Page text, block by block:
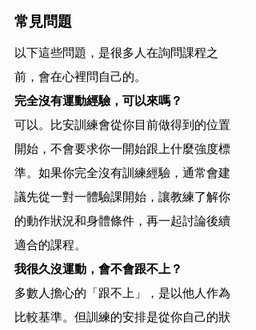
常見問題
以下這些問題，是很多人在詢問課程之
前，會在心裡問自己的。
完全沒有運動經驗，可以來嗎？
可以。比安訓練會從你目前做得到的位置
開始，不會要求你一開始跟上什麼強度標
準。如果你完全沒有訓練經驗，通常會建
議先從一對一體驗課開始，讓教練了解你
的動作狀況和身體條件，再一起討論後續
適合的課程。
我很久沒運動，會不會跟不上？
多數人擔心的「跟不上」，是以他人作為
比較基準。但訓練的安排是從你自己的狀